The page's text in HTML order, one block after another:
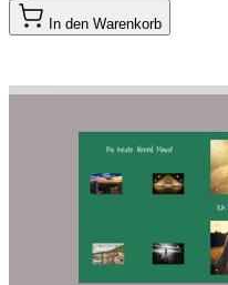
In den Warenkorb